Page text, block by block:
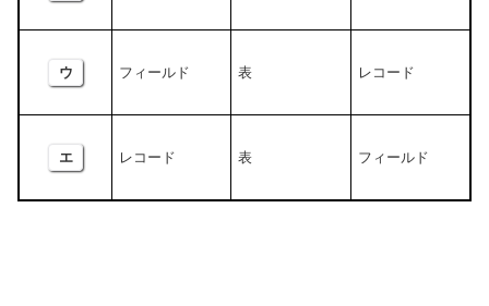
ウ フィールド 表 レコード
エ レコード 表 フィールド